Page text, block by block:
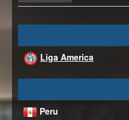
Liga America
Peru